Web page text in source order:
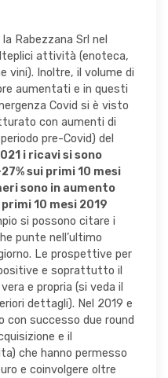
Rabezzana Srl nel
attività (enoteca,
vini). Inoltre, il volume di
aumentati e in questi
Covid si è visto
con aumenti di
pre-Covid) del
i ricavi si sono
sui primi 10 mesi
sono in aumento
10 mesi 2019
si possono citare i
punte nell’ultimo
Le prospettive per
e soprattutto il
e propria (si veda il
dettagli). Nel 2019 e
con successo due round
e il
che hanno permesso
e coinvolgere oltre